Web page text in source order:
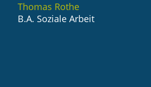
Thomas Rothe
B.A. Soziale Arbeit